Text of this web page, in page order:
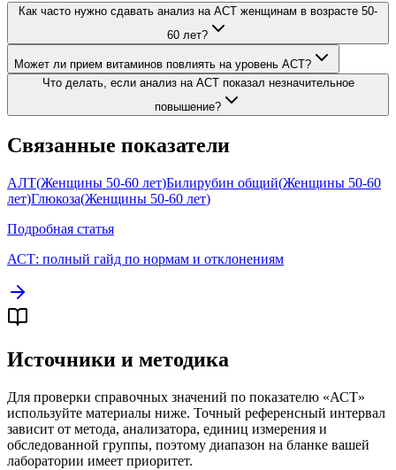
Как часто нужно сдавать анализ на АСТ женщинам в возрасте 50-
60 лет?
Может ли прием витаминов повлиять на уровень АСТ?
Что делать, если анализ на АСТ показал незначительное
повышение?
Связанные показатели
АЛТ(Женщины 50-60 лет)Билирубин общий(Женщины 50-60
лет)Глюкоза(Женщины 50-60 лет)
Подробная статья
АСТ: полный гайд по нормам и отклонениям
Источники и методика
Для проверки справочных значений по показателю «АСТ»
используйте материалы ниже. Точный референсный интервал
зависит от метода, анализатора, единиц измерения и
обследованной группы, поэтому диапазон на бланке вашей
лаборатории имеет приоритет.